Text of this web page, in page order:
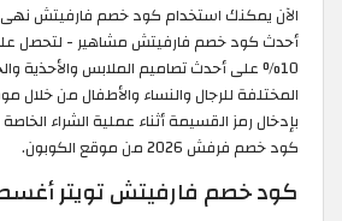
الآن يمكنك استخدام كود خصم فارفيتش نهى
أحدث كود خصم فارفيتش مشاهير - لتحصل
10% على أحدث تصاميم الملابس والأحذية
بإدخال رمز القسيمة أثناء عملية الشراء
كود خصم فرفش 2026 من موقع الكوبون.
كود خصم فارفيتش تويتر أغسطس